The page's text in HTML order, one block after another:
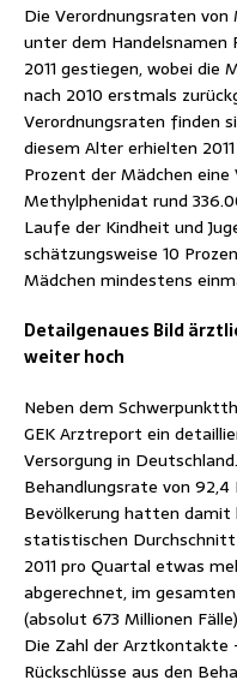
Die Verordnungsraten
unter dem Handelsnamen
2011 gestiegen, wobei die
nach 2010 erstmals
Verordnungsraten finden
diesem Alter erhielten
Prozent der Mädchen
Methylphenidat rund
Laufe der Kindheit und
schätzungsweise 10
Mädchen mindestens
Detailgenaues Bild
weiter hoch
Neben dem
GEK Arztreport ein
Versorgung in
Behandlungsrate von
Bevölkerung hatten
statistischen
2011 pro Quartal etwas
abgerechnet, im
(absolut 673 Millionen
Die Zahl der Arztkontakte
Rückschlüsse aus den